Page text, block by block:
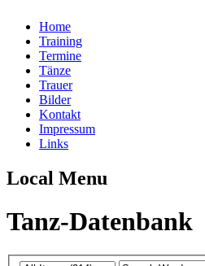
Home
Training
Termine
Tänze
Trauer
Bilder
Kontakt
Impressum
Links
Local Menu
Tanz-Datenbank